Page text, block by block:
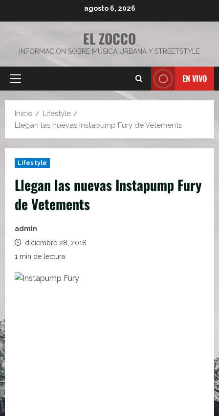
agosto 6, 2026
EL ZOCCO
INFORMACIÓN SOBRE MÚSICA URBANA Y STREETSTYLE
Menú
EN VIVO
Inicio
Lifestyle
Llegan las nuevas Instapump Fury de Vetements
Lifestyle
Llegan las nuevas Instapump Fury
de Vetements
admin
diciembre 28, 2018
1 min de lectura